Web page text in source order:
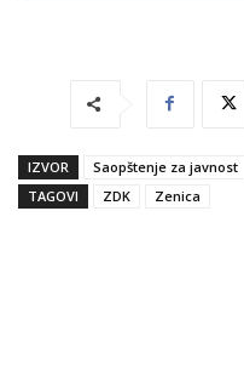
IZVOR
Saopštenje za javnost
TAGOVI
ZDK Zenica